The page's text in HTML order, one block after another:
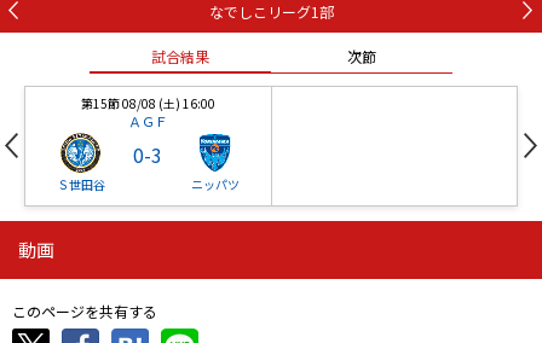
なでしこリーグ1部
試合結果 次節
第15節 08/08 (土) 16:00
ＡＧＦ
Ｓ世田谷
0-3
ニッパツ
ニッパツ
-
石人の星
動画
このページを共有する